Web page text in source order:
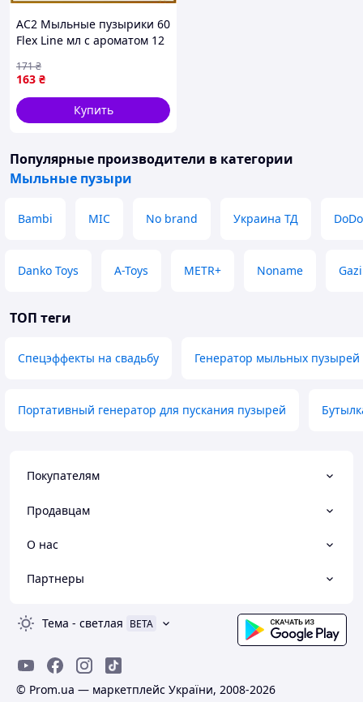
AC2 Мыльные пузырики 60
Flex Line мл с ароматом 12
развлечений MOD58L DE
163 ₴
171₴
Купить
Популярные производители в категории
Мыльные пузыри
Bambi MIC No brand Украина ТД DoDo
Danko Toys A-Toys METR+ Noname
ТОП теги
Спецэффекты на свадьбу Генератор мыльных пузырей
Портативный генератор для пускания пузырей
Покупателям
Продавцам
О нас
Партнеры
Тема - светлая BETA
© Prom.ua — маркетплейс України, 2008-2026